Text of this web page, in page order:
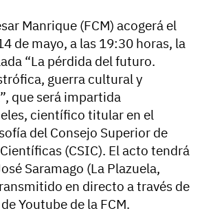
Manrique (FCM) acogerá el
de mayo, a las 19:30 horas, la
“La pérdida del futuro.
guerra cultural y
que será impartida
científico titular en el
del Consejo Superior de
(CSIC). El acto tendrá
Saramago (La Plazuela,
en directo a través de
Youtube de la FCM.